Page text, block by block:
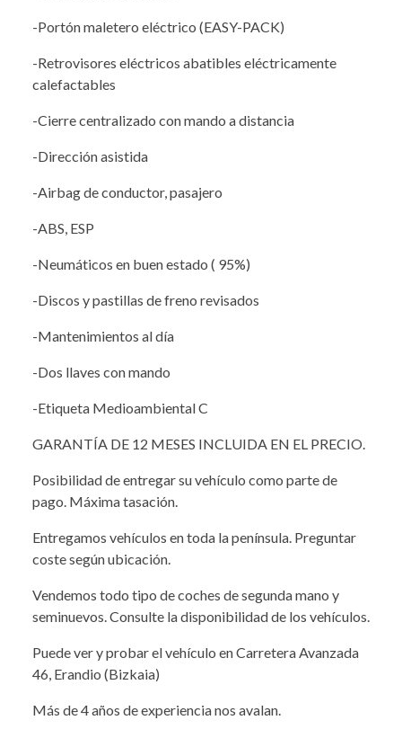
-Portón maletero eléctrico (EASY-PACK)
-Retrovisores eléctricos abatibles eléctricamente
calefactables
-Cierre centralizado con mando a distancia
-Dirección asistida
-Airbag de conductor, pasajero
-ABS, ESP
-Neumáticos en buen estado ( 95%)
-Discos y pastillas de freno revisados
-Mantenimientos al día
-Dos llaves con mando
-Etiqueta Medioambiental C
GARANTÍA DE 12 MESES INCLUIDA EN EL PRECIO.
Posibilidad de entregar su vehículo como parte de
pago. Máxima tasación.
Entregamos vehículos en toda la península. Preguntar
coste según ubicación.
Vendemos todo tipo de coches de segunda mano y
seminuevos. Consulte la disponibilidad de los vehículos.
Puede ver y probar el vehículo en Carretera Avanzada
46, Erandio (Bizkaia)
Más de 4 años de experiencia nos avalan.